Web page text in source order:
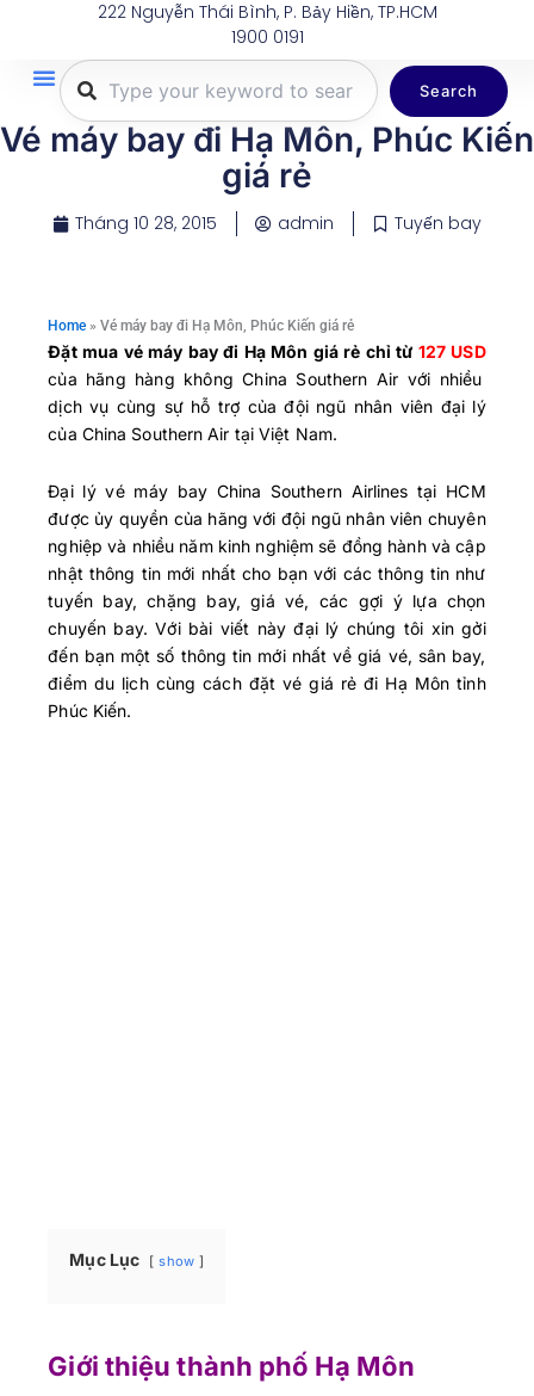
222 Nguyễn Thái Bình, P. Bảy Hiền, TP.HCM
1900 0191
Search
Vé máy bay đi Hạ Môn, Phúc Kiến
giá rẻ
Tháng 10 28, 2015 admin Tuyến bay
Home »Vé máy bay đi Hạ Môn, Phúc Kiến giá rẻ
Đặt mua vé máy bay đi Hạ Môn giá rẻ chỉ từ 127 USD
của hãng hàng không China Southern Air với nhiều
dịch vụ cùng sự hỗ trợ của đội ngũ nhân viên đại lý
của China Southern Air tại Việt Nam.
Đại lý vé máy bay China Southern Airlines tại HCM
được ủy quyền của hãng với đội ngũ nhân viên chuyên
nghiệp và nhiều năm kinh nghiệm sẽ đồng hành và cập
nhật thông tin mới nhất cho bạn với các thông tin như
tuyến bay, chặng bay, giá vé, các gợi ý lựa chọn
chuyến bay.Với bài viết này đại lý chúng tôi xin gởi
đến bạn một số thông tin mới nhất về giá vé, sân bay,
điểm du lịch cùng cách đặt vé giá rẻ đi Hạ Môn tỉnh
Phúc Kiến.
Mục Lục show
Giới thiệu thành phố Hạ Môn